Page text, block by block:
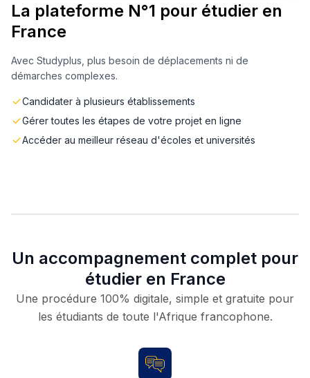
La plateforme N°1 pour étudier en
France
Avec Studyplus, plus besoin de déplacements ni de
démarches complexes.
Candidater à plusieurs établissements
Gérer toutes les étapes de votre projet en ligne
Accéder au meilleur réseau d'écoles et universités
Un accompagnement complet pour
étudier en France
Une procédure 100% digitale, simple et gratuite pour
les étudiants de toute l'Afrique francophone.